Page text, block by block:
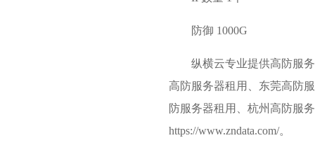
防御 1000G
纵横云专业提供高防服
高防服务器租用、东莞高防
防服务器租用、杭州高防服
https://www.zndata.com/。